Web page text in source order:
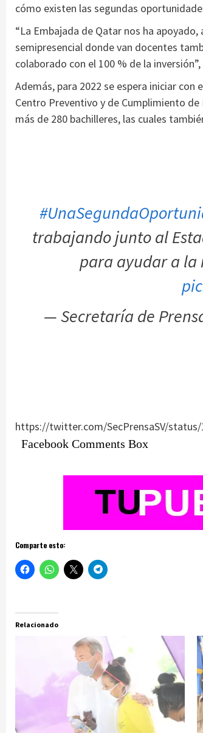
cómo existen las segundas
“La Embajada de Qatar nos ha
semipresencial donde van docentes
colaborado con el 100 % de la
Además, para 2022 se espera iniciar
Centro Preventivo y de Cumplimiento
más de 280 bachilleres, las cuales
trabajando junto al
para ayudar a la
— Secretaría de
https://twitter.com/SecPrensaSV/status/
Facebook Comments Box
Comparte esto:
Relacionado